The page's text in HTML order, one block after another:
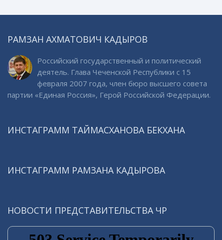
РАМЗАН АХМАТОВИЧ КАДЫРОВ
Российский государственный и политический
деятель. Глава Чеченской Республики с 15
февраля 2007 года, член бюро высшего совета
партии «Единая Россия», Герой Российской Федерации.
ИНСТАГРАММ ТАЙМАСХАНОВА БЕКХАНА
ИНСТАГРАММ РАМЗАНА КАДЫРОВА
НОВОСТИ ПРЕДСТАВИТЕЛЬСТВА ЧР